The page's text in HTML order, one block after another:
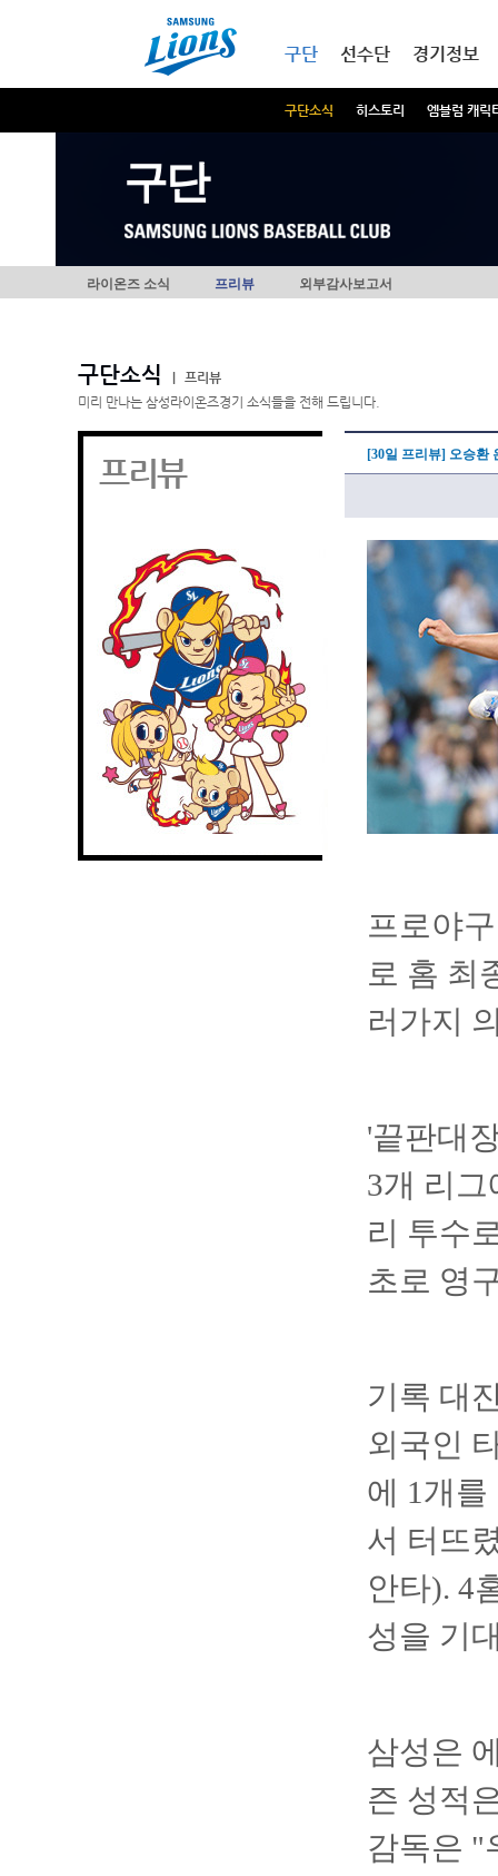
구단
구단소식 히스토리 엠블럼 캐릭
선수단 경기정보
구단
라이온즈 소식 프리뷰 외부감사보고서
구단소식
프리뷰
미리 만나는 삼성라이온즈경기 소식들을 전해 드립니다.
프리뷰 [30일 프리뷰] 오승환
프로야
로 홈 최
러가지
'끝판대
3개 리
리 투수
초로 영
기록 대
외국인
에 1개를
서 터뜨
안타). 4
성을 기
삼성은
즌 성적
감독은 "